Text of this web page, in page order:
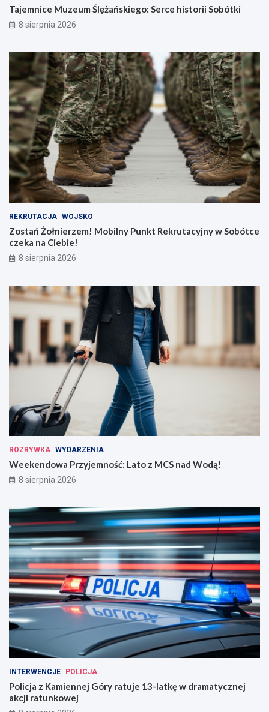
Tajemnice Muzeum Ślężańskiego: Serce historii Sobótki
8 sierpnia 2026
REKRUTACJA WOJSKO
Zostań Żołnierzem! Mobilny Punkt Rekrutacyjny w Sobótce
czeka na Ciebie!
8 sierpnia 2026
ROZRYWKA WYDARZENIA
Weekendowa Przyjemność: Lato z MCS nad Wodą!
8 sierpnia 2026
INTERWENCJE POLICJA
Policja z Kamiennej Góry ratuje 13-latkę w dramatycznej
akcji ratunkowej